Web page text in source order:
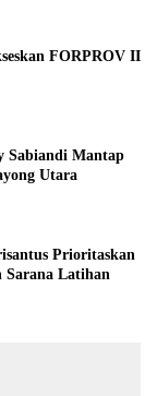
FORPROV II
Sabiandi Mantap
Utara
Prioritaskan
Sarana Latihan